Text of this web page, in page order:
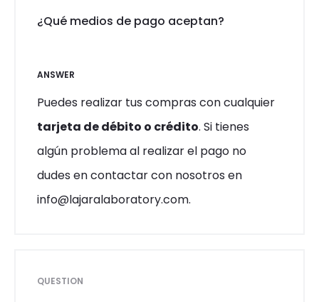
¿Qué medios de pago aceptan?
ANSWER
Puedes realizar tus compras con cualquier
tarjeta de débito o crédito. Si tienes
algún problema al realizar el pago no
dudes en contactar con nosotros en
info@lajaralaboratory.com.
QUESTION